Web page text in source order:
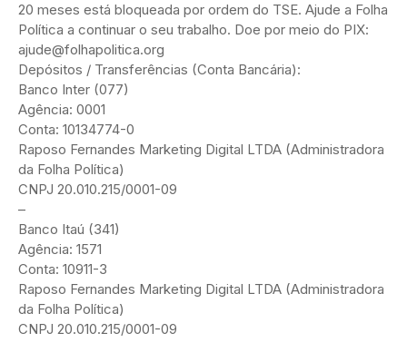
20 meses está bloqueada por ordem do TSE. Ajude a Folha
Política a continuar o seu trabalho. Doe por meio do PIX:
ajude@folhapolitica.org
Depósitos / Transferências (Conta Bancária):
Banco Inter (077)
Agência: 0001
Conta: 10134774-0
Raposo Fernandes Marketing Digital LTDA (Administradora
da Folha Política)
CNPJ 20.010.215/0001-09
–
Banco Itaú (341)
Agência: 1571
Conta: 10911-3
Raposo Fernandes Marketing Digital LTDA (Administradora
da Folha Política)
CNPJ 20.010.215/0001-09